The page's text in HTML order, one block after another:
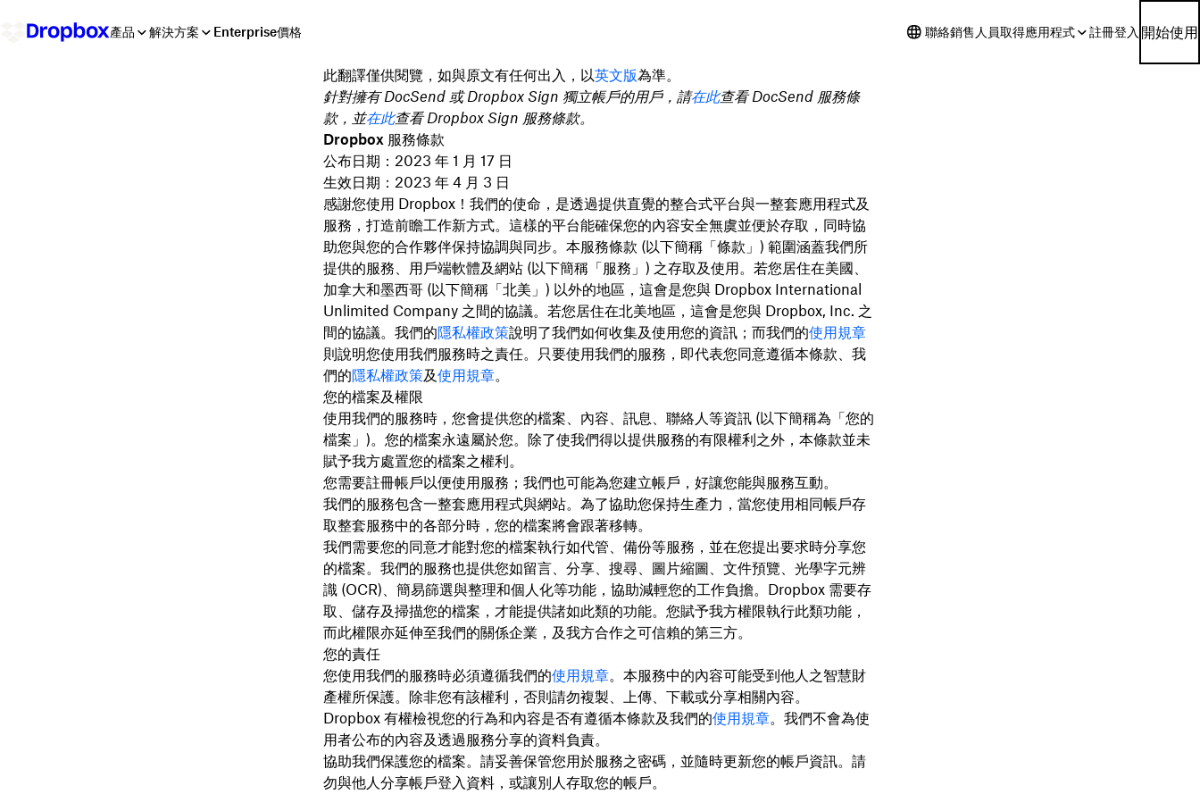
產品 解決方案 Enterprise價格 聯絡銷售人員取得應用程式 註冊登入 開始使用
此翻譯僅供閱覽，如與原文有任何出入，以英文版為準。
針對擁有 DocSend 或 Dropbox Sign 獨立帳戶的用戶，請在此查看 DocSend 服務條
款，並在此查看 Dropbox Sign 服務條款。
Dropbox 服務條款
公布日期：2023 年 1 月 17 日
生效日期：2023 年 4 月 3 日
感謝您使用 Dropbox！我們的使命，是透過提供直覺的整合式平台與一整套應用程式及
服務，打造前瞻工作新方式。這樣的平台能確保您的內容安全無虞並便於存取，同時協
助您與您的合作夥伴保持協調與同步。本服務條款 (以下簡稱「條款」) 範圍涵蓋我們所
提供的服務、用戶端軟體及網站 (以下簡稱「服務」) 之存取及使用。若您居住在美國、
加拿大和墨西哥 (以下簡稱「北美」) 以外的地區，這會是您與 Dropbox International
Unlimited Company 之間的協議。若您居住在北美地區，這會是您與 Dropbox, Inc. 之
間的協議。我們的隱私權政策說明了我們如何收集及使用您的資訊；而我們的使用規章
則說明您使用我們服務時之責任。只要使用我們的服務，即代表您同意遵循本條款、我
們的隱私權政策及使用規章。
您的檔案及權限
使用我們的服務時，您會提供您的檔案、內容、訊息、聯絡人等資訊 (以下簡稱為「您的
檔案 」)。您的檔案永遠屬於您。除了使我們得以提供服務的有限權利之外，本條款並未
賦予我方處置您的檔案之權利。
您需要註冊帳戶以便使用服務；我們也可能為您建立帳戶，好讓您能與服務互動。
我們的服務包含一整套應用程式與網站。為了協助您保持生產力，當您使用相同帳戶存
取整套服務中的各部分時，您的檔案將會跟著移轉。
我們需要您的同意才能對您的檔案執行如代管、備份等服務，並在您提出要求時分享您
的檔案。我們的服務也提供您如留言、分享、搜尋、圖片縮圖、文件預覽、光學字元辨
識 (OCR)、簡易篩選與整理和個人化等功能，協助減輕您的工作負擔。Dropbox 需要存
取、儲存及掃描您的檔案，才能提供諸如此類的功能。您賦予我方權限執行此類功能，
而此權限亦延伸至我們的關係企業，及我方合作之可信賴的第三方。
您的責任
您使用我們的服務時必須遵循我們的使用規章。本服務中的內容可能受到他人之智慧財
產權所保護。除非您有該權利，否則請勿複製、上傳、下載或分享相關內容。
Dropbox 有權檢視您的行為和內容是否有遵循本條款及我們的使用規章。我們不會為使
用者公布的內容及透過服務分享的資料負責。
協助我們保護您的檔案。請妥善保管您用於服務之密碼，並隨時更新您的帳戶資訊。請
勿與他人分享帳戶登入資料，或讓別人存取您的帳戶。